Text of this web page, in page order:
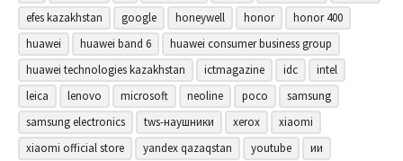
efes kazakhstan
google honeywell honor
honor 400
huawei
huawei band 6
huawei consumer business group
huawei technologies kazakhstan
ictmagazine idc
intel
leica
lenovo microsoft neoline poco
samsung
samsung electronics
tws-наушники xerox
xiaomi
xiaomi official store
yandex qazaqstan youtube
ии